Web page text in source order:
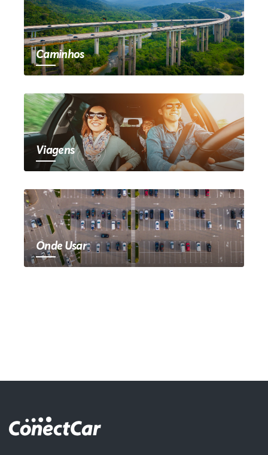
Caminhos
Viagens
Onde Usar